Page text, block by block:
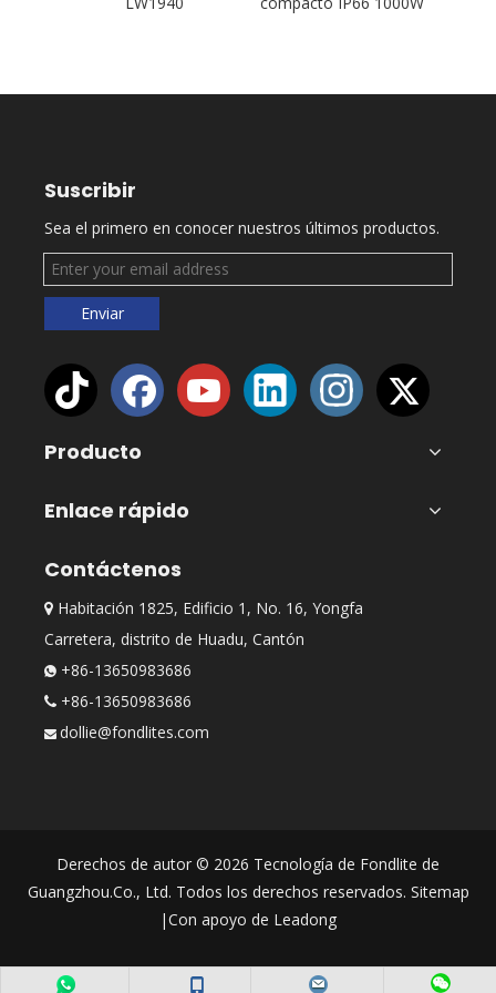
Suscribir
Sea el primero en conocer nuestros últimos productos.
Enviar
Producto
Enlace rápido
Contáctenos
 Habitación 1825, Edificio 1, No. 16, Yongfa
Carretera, distrito de Huadu, Cantón
 +86-13650983686
 +86-13650983686
 dollie@fondlites.com
Derechos de autor © 2026 Tecnología de Fondlite de
Guangzhou.Co., Ltd. Todos los derechos reservados. Sitemap
|Con apoyo de Leadong